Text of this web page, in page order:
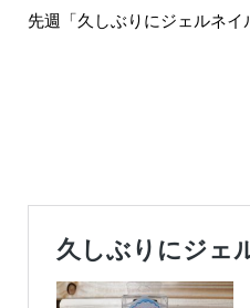
先週「久しぶりにジェルネイ